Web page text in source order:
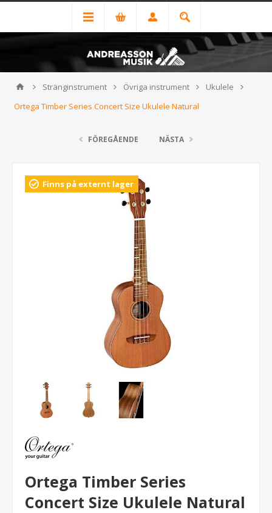
Stränginstrument Övriga instrument
Ukulele
Ortega Timber Series Concert Size Ukulele Natural
FÖREGÅENDE NÄSTA
Finns på externt lager
Ortega Timber Series
Concert Size Ukulele Natural